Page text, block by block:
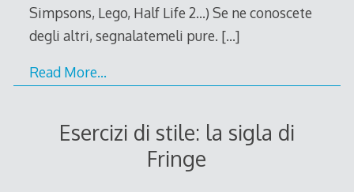
Simpsons, Lego, Half Life 2…) Se ne conoscete
degli altri, segnalatemeli pure. […]
Read More…
Esercizi di stile: la sigla di
Fringe